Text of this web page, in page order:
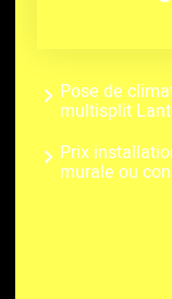
Pose de
multisplit
Prix
murale ou